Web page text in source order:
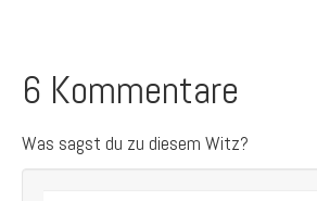
6 Kommentare
Was sagst du zu diesem Witz?